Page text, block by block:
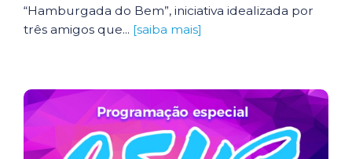
“Hamburgada do Bem”, iniciativa idealizada por
três amigos que... [saiba mais]